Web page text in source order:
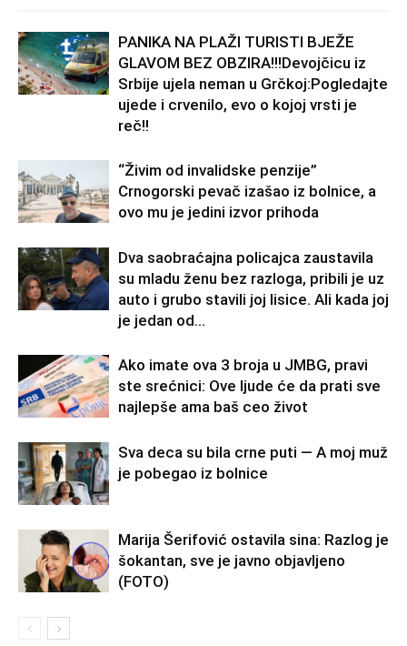
PANIKA NA PLAŽI TURISTI BJEŽE
GLAVOM BEZ OBZIRA!!!Devojčicu iz
Srbije ujela neman u Grčkoj:Pogledajte
ujede i crvenilo, evo o kojoj vrsti je
reč!!
“Živim od invalidske penzije”
Crnogorski pevač izašao iz bolnice, a
ovo mu je jedini izvor prihoda
Dva saobraćajna policajca zaustavila
su mladu ženu bez razloga, pribili je uz
auto i grubo stavili joj lisice. Ali kada joj
je jedan od...
Ako imate ova 3 broja u JMBG, pravi
ste srećnici: Ove ljude će da prati sve
najlepše ama baš ceo život
Sva deca su bila crne puti — A moj muž
je pobegao iz bolnice
Marija Šerifović ostavila sina: Razlog je
šokantan, sve je javno objavljeno
(FOTO)